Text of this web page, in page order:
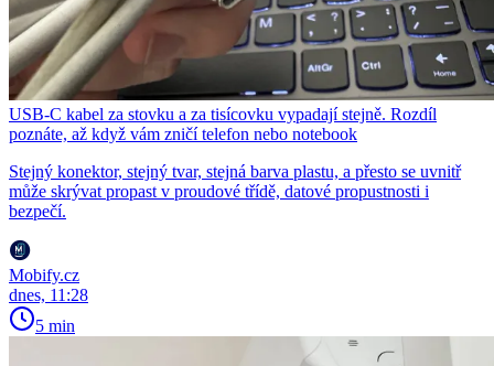
USB-C kabel za stovku a za tisícovku vypadají stejně. Rozdíl
poznáte, až když vám zničí telefon nebo notebook
Stejný konektor, stejný tvar, stejná barva plastu, a přesto se uvnitř
může skrývat propast v proudové třídě, datové propustnosti i
bezpečí.
Mobify.cz
dnes, 11:28
5 min